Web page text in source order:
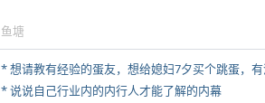
鱼塘
* 说说自己行业内的内行人才能了解的内幕